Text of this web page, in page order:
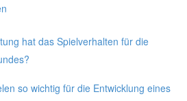
hat das Spielverhalten für die
so wichtig für die Entwicklung eines